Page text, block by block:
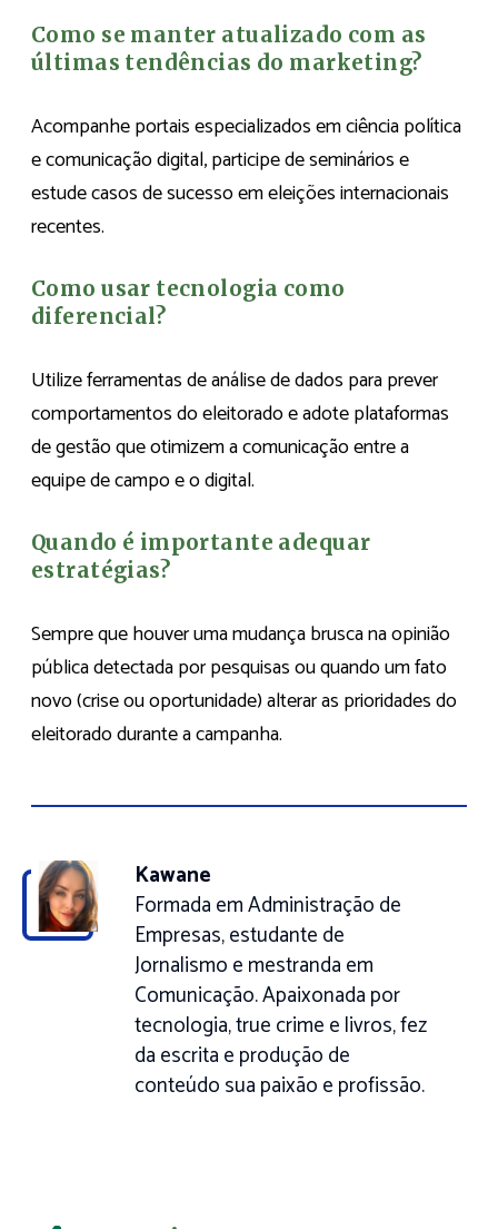
Como se manter atualizado com as
últimas tendências do marketing?
Acompanhe portais especializados em ciência política
e comunicação digital, participe de seminários e
estude casos de sucesso em eleições internacionais
recentes.
Como usar tecnologia como
diferencial?
Utilize ferramentas de análise de dados para prever
comportamentos do eleitorado e adote plataformas
de gestão que otimizem a comunicação entre a
equipe de campo e o digital.
Quando é importante adequar
estratégias?
Sempre que houver uma mudança brusca na opinião
pública detectada por pesquisas ou quando um fato
novo (crise ou oportunidade) alterar as prioridades do
eleitorado durante a campanha.
Kawane
Formada em Administração de
Empresas, estudante de
Jornalismo e mestranda em
Comunicação. Apaixonada por
tecnologia, true crime e livros, fez
da escrita e produção de
conteúdo sua paixão e profissão.